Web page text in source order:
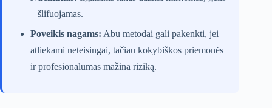
– šlifuojamas.
Poveikis nagams: Abu metodai gali pakenkti, jei
atliekami neteisingai, tačiau kokybiškos priemonės
ir profesionalumas mažina riziką.